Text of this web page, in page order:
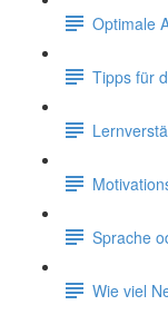
Optimale
Tipps für
Sprache
Wie viel